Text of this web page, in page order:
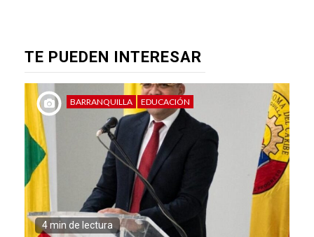
TE PUEDEN INTERESAR
BARRANQUILLA EDUCACIÓN
4 min de lectura